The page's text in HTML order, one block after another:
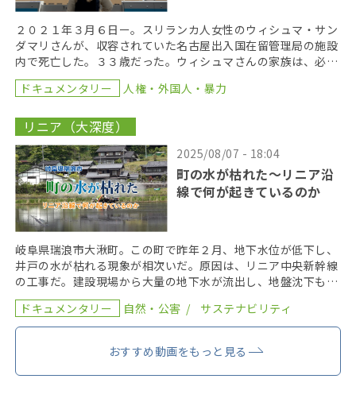
２０２１年３月６日ー。スリランカ人女性のウィシュマ・サン
ダマリさんが、収容されていた名古屋出入国在留管理局の施設
内で死亡した。３３歳だった。ウィシュマさんの家族は、必要
な医療が提供されなかったことが死亡の原因だとして、国 […]
ドキュメンタリー 人権・外国人・暴力
リニア（大深度）
2025/08/07 - 18:04
町の水が枯れた～リニア沿
線で何が起きているのか
岐阜県瑞浪市大湫町。この町で昨年２月、地下水位が低下し、
井戸の水が枯れる現象が相次いだ。原因は、リニア中央新幹線
の工事だ。建設現場から大量の地下水が流出し、地盤沈下も発
覚した。リニア中央新幹線の工事現場で今、何が起きてい […]
ドキュメンタリー 自然・公害 サステナビリティ
おすすめ動画をもっと見る